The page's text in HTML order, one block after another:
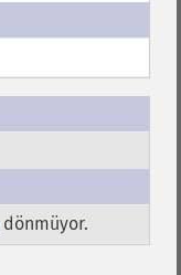
dönmüyor.